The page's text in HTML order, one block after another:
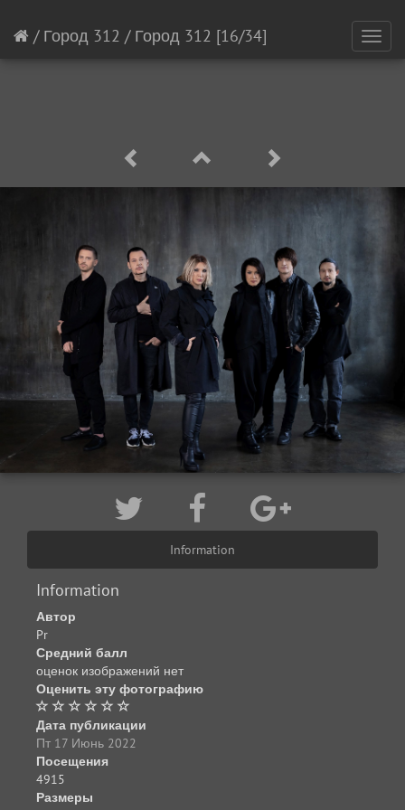
/ Город 312 / Город 312 [16/34]
Information
Information
Автор
Pr
Средний балл
оценок изображений нет
Оценить эту фотографию
Дата публикации
Пт 17 Июнь 2022
Посещения
4915
Размеры